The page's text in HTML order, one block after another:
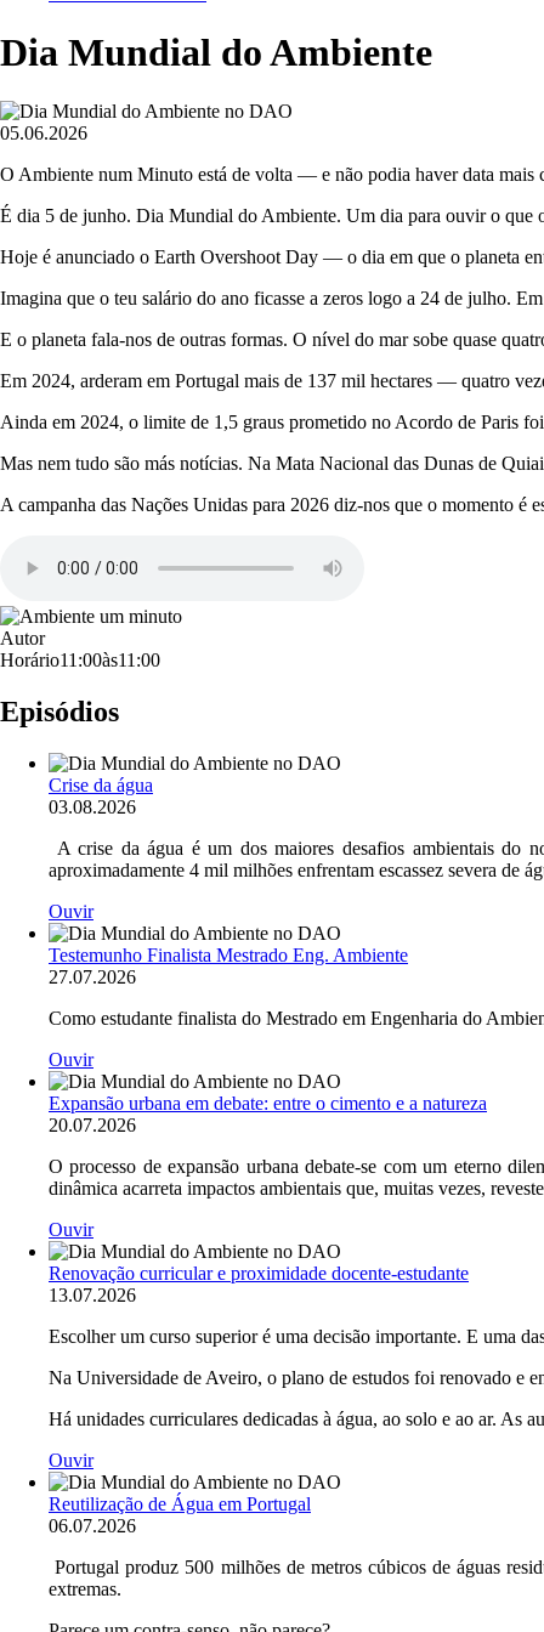
Dia Mundial do Ambiente
Imagem
05.06.2026
O Ambiente num Minuto está de volta — e não podia haver data mais
É dia 5 de junho. Dia Mundial do Ambiente. Um dia para ouvir o que
Hoje é anunciado o Earth Overshoot Day — o dia em que o planeta
Imagina que o teu salário do ano ficasse a zeros logo a 24 de julho.
E o planeta fala-nos de outras formas. O nível do mar sobe quase
Em 2024, arderam em Portugal mais de 137 mil hectares — quatro
Ainda em 2024, o limite de 1,5 graus prometido no Acordo de Paris
Mas nem tudo são más notícias. Na Mata Nacional das Dunas de
A campanha das Nações Unidas para 2026 diz-nos que o momento é
Imagem
Autor
Horário11:00às11:00
Episódios
Imagem
Crise da água
03.08.2026
A crise da água é um dos maiores desafios ambientais do
aproximadamente 4 mil milhões enfrentam escassez severa de
Ouvir
Imagem
Testemunho Finalista Mestrado Eng. Ambiente
27.07.2026
Como estudante finalista do Mestrado em Engenharia do
Ouvir
Imagem
Expansão urbana em debate: entre o cimento e a natureza
20.07.2026
O processo de expansão urbana debate-se com um eterno
dinâmica acarreta impactos ambientais que, muitas vezes,
Ouvir
Imagem
Renovação curricular e proximidade docente-estudante
13.07.2026
Escolher um curso superior é uma decisão importante. E uma
Na Universidade de Aveiro, o plano de estudos foi renovado e
Há unidades curriculares dedicadas à água, ao solo e ao ar. As
Ouvir
Imagem
Reutilização de Água em Portugal
06.07.2026
Portugal produz 500 milhões de metros cúbicos de águas
extremas.